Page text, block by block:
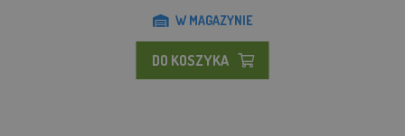
W MAGAZYNIE
DO KOSZYKA